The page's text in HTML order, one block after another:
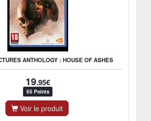
ANTHOLOGY : HOUSE OF ASHES
19.95€
65 Points
Voir le produit